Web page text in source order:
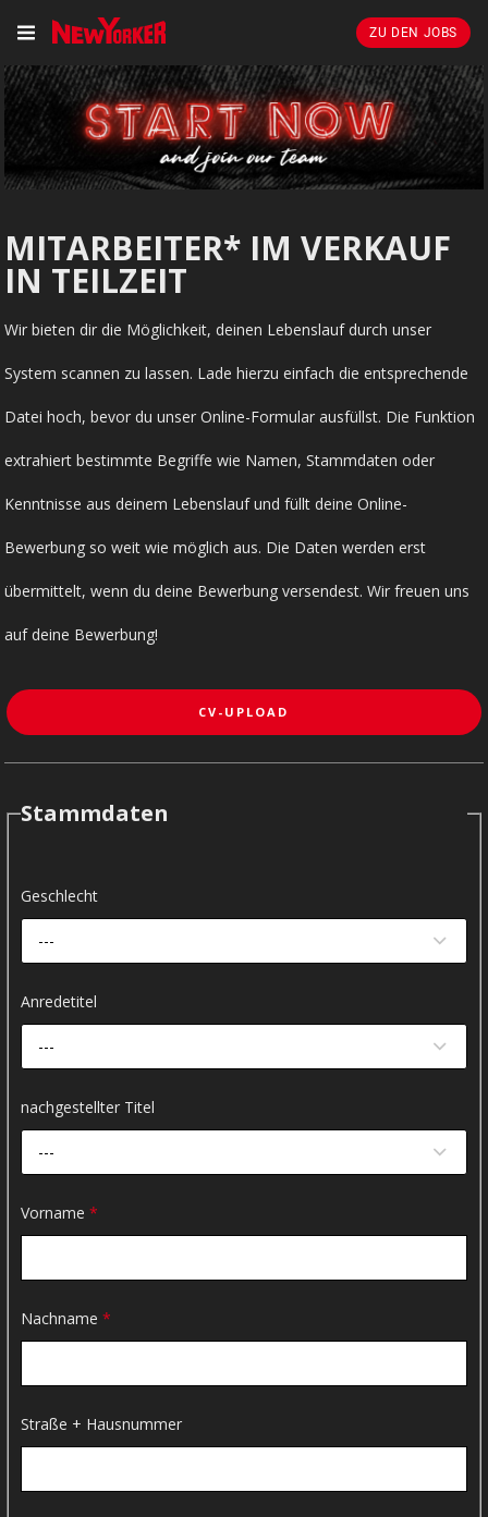
ZU DEN JOBS
MITARBEITER* IM VERKAUF
IN TEILZEIT
Wir bieten dir die Möglichkeit, deinen Lebenslauf durch unser
System scannen zu lassen. Lade hierzu einfach die entsprechende
Datei hoch, bevor du unser Online-Formular ausfüllst. Die Funktion
extrahiert bestimmte Begriffe wie Namen, Stammdaten oder
Kenntnisse aus deinem Lebenslauf und füllt deine Online-
Bewerbung so weit wie möglich aus. Die Daten werden erst
übermittelt, wenn du deine Bewerbung versendest. Wir freuen uns
auf deine Bewerbung!
CV-UPLOAD
Stammdaten
Geschlecht
---
Anredetitel
---
nachgestellter Titel
---
Vorname *
Nachname *
Straße + Hausnummer